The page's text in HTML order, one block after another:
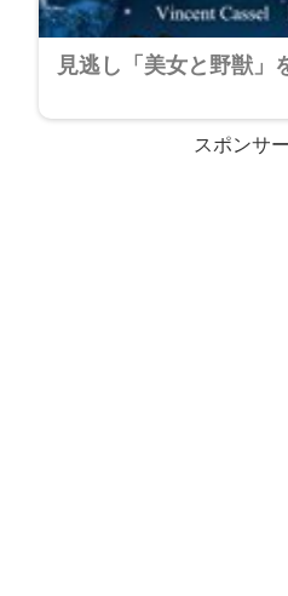
見逃し「美女と野獣」
スポンサ